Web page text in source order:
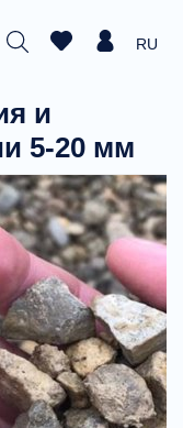
RU
и
5-20 мм